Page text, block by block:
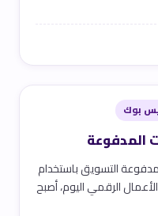
بوك
المدفوعة
التسويق باستخدام
الرقمي اليوم، أصبح